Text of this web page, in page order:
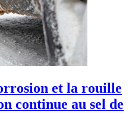
et la rouille
continue au sel de